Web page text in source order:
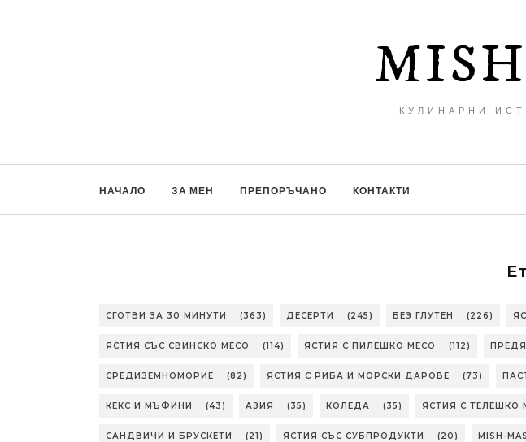
КУЛИНАРНИ
НАЧАЛО ЗА МЕН ПРЕПОРЪЧАНО КОНТАКТИ
СГОТВИ ЗА 30 МИНУТИ (363) ДЕСЕРТИ (245) БЕЗ ГЛУТЕН (226)
ЯСТИЯ СЪС СВИНСКО МЕСО (114) ЯСТИЯ С ПИЛЕШКО МЕСО (112)
СРЕДИЗЕМНОМОРИЕ (82) ЯСТИЯ С РИБА И МОРСКИ ДАРОВЕ (73)
КЕКС И МЪФИНИ (43) АЗИЯ (35) КОЛЕДА (35) ЯСТИЯ С ТЕЛЕШКО
САНДВИЧИ И БРУСКЕТИ (21) ЯСТИЯ СЪС СУБПРОДУКТИ (20) MISH-